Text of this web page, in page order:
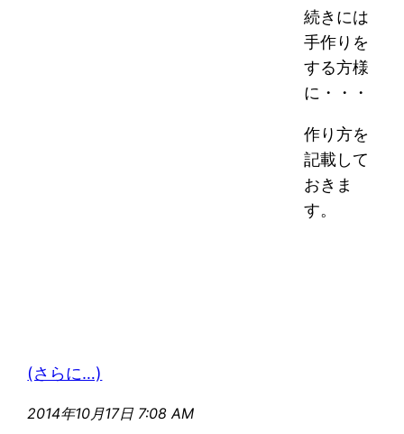
続きには
手作りを
する方様
に・・・
作り方を
記載して
おきま
す。
(さらに…)
2014年10月17日 7:08 AM